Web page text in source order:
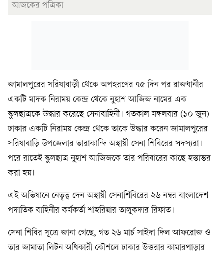
আজকের পত্রিকা
জামালপুরের সরিষাবাড়ী থেকে অপহরণের ৭৫ দিন পর রাজধানীর
একটি মাদক নিরাময় কেন্দ্র থেকে নুহাশ আজিজ নামের এক
স্কুলছাত্রকে উদ্ধার করেছে সেনাবাহিনী। গতকাল মঙ্গলবার (১০ জুন)
ঢাকার একটি নিরাময় কেন্দ্র থেকে তাকে উদ্ধার করেন জামালপুরের
সরিষাবাড়ি উপজেলার তারাকান্দি অস্থায়ী সেনা শিবিরের সদস্যরা।
পরে রাতেই স্কুলছাত্র নুহাশ আজিজকে তার পরিবারের কাছে হস্তান্তর
করা হয়।
এই অভিযানে নেতৃত্ব দেন অস্থায়ী সেনাশিবিরের ২৬ নম্বর বাংলাদেশ
পদাতিক বাহিনীর কর্মকর্তা শাহরিয়ার তালুকদার রিফাত।
সেনা শিবির সূত্রে জানা গেছে, গত ২৬ মার্চ সাইদা দিল আফরোজ ও
তার জামাতা লিটন অধিকারী কৌশলে ঢাকার উত্তরার কামারপাড়ার